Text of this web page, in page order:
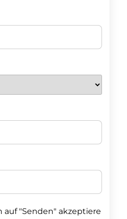
auf "Senden" akzeptiere